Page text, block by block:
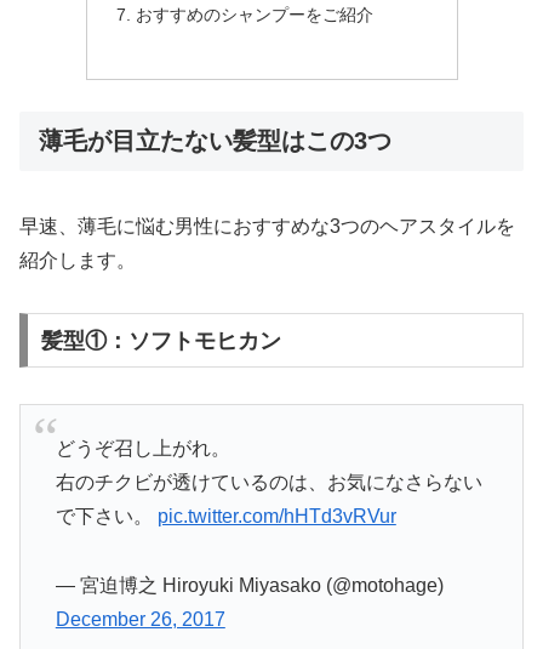
おすすめのシャンプーをご紹介
薄毛が目立たない髪型はこの3つ
早速、薄毛に悩む男性におすすめな3つのヘアスタイルを
紹介します。
髪型①：ソフトモヒカン
どうぞ召し上がれ。
右のチクビが透けているのは、お気になさらない
で下さい。 pic.twitter.com/hHTd3vRVur
— 宮迫博之 Hiroyuki Miyasako (@motohage)
December 26, 2017